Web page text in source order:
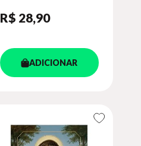
R$ 28,90
ADICIONAR